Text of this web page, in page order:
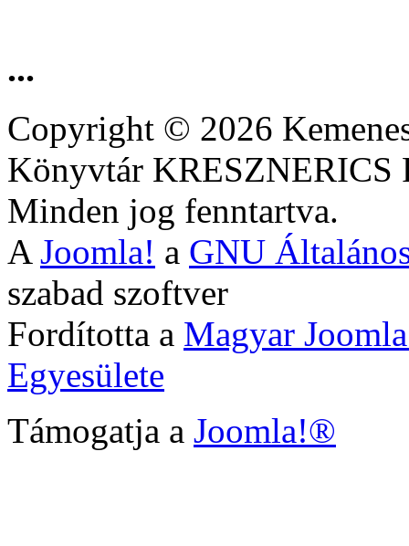
...
Copyright © 2026
Könyvtár
Minden jog fenntartva.
A Joomla! a GNU
szabad szoftver
Fordította a Magyar
Egyesülete
Támogatja a Joomla!®